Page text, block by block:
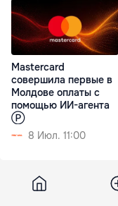
Mastercard
совершила первые в
Молдове оплаты с
помощью ИИ-агента
Ⓟ
8 Июл. 11:00